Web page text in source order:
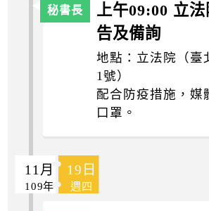
上午09:00 立
告及備詢
地點：立法院（臺
1號）
配合防疫措施，媒
口罩。
11月 19日
109年 週四